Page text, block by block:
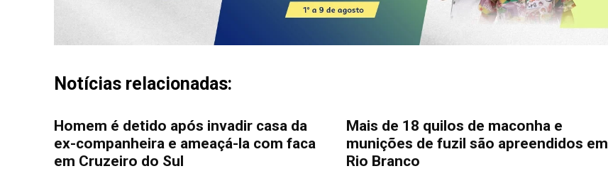
Notícias relacionadas:
Homem é detido após invadir casa da
ex-companheira e ameaçá-la com faca
em Cruzeiro do Sul
Mais de 18 quilos de maconha e
munições de fuzil são apreendidos em
Rio Branco